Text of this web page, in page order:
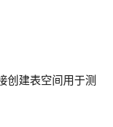
创建表空间用于测